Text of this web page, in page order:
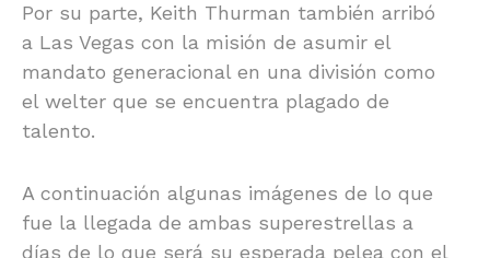
Por su parte, Keith Thurman también arribó
a Las Vegas con la misión de asumir el
mandato generacional en una división como
el welter que se encuentra plagado de
talento.
A continuación algunas imágenes de lo que
fue la llegada de ambas superestrellas a
días de lo que será su esperada pelea con el